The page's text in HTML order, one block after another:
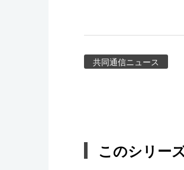
共同通信ニュース
このシリー